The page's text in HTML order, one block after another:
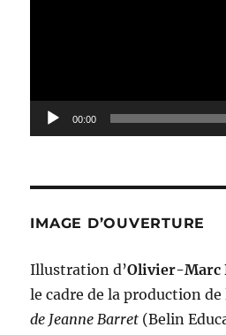
00:00
IMAGE D’OUVERTURE
Illustration d’Olivier-Marc
le cadre de la production
de Jeanne Barret (Belin